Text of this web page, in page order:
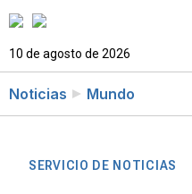
10 de agosto de 2026
Noticias Mundo
SERVICIO DE NOTICIAS